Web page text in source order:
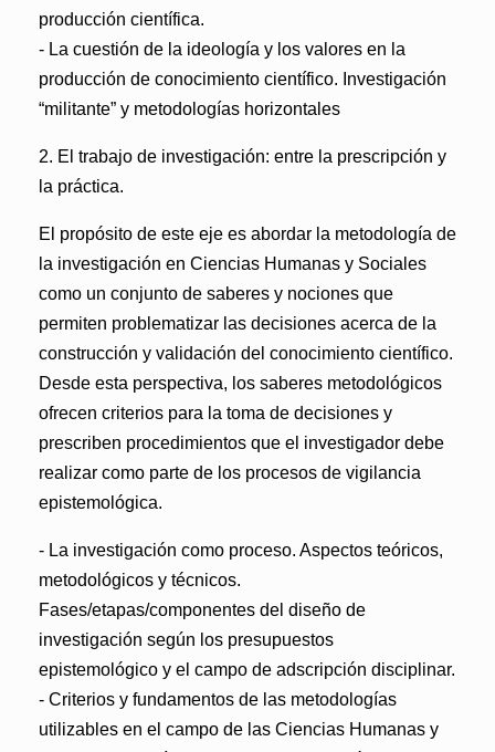
producción científica.
- La cuestión de la ideología y los valores en la
producción de conocimiento científico. Investigación
“militante” y metodologías horizontales
2. El trabajo de investigación: entre la prescripción y
la práctica.
El propósito de este eje es abordar la metodología de
la investigación en Ciencias Humanas y Sociales
como un conjunto de saberes y nociones que
permiten problematizar las decisiones acerca de la
construcción y validación del conocimiento científico.
Desde esta perspectiva, los saberes metodológicos
ofrecen criterios para la toma de decisiones y
prescriben procedimientos que el investigador debe
realizar como parte de los procesos de vigilancia
epistemológica.
- La investigación como proceso. Aspectos teóricos,
metodológicos y técnicos.
Fases/etapas/componentes del diseño de
investigación según los presupuestos
epistemológico y el campo de adscripción disciplinar.
- Criterios y fundamentos de las metodologías
utilizables en el campo de las Ciencias Humanas y